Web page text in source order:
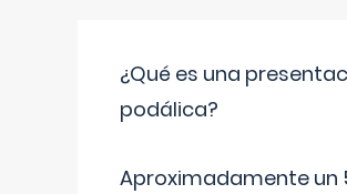
¿Qué es una
podálica?
Aproximadamente un